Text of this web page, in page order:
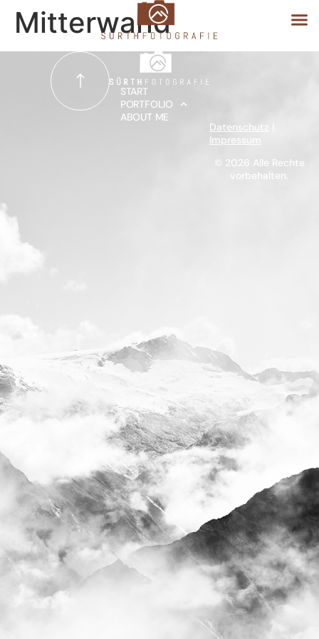
START
PORTFOLIO
Mitterwand
Datenschutz
Impressum
© 2026 Alle Rechte
vorbehalten.
START
PORTFOLIO
ABOUT ME